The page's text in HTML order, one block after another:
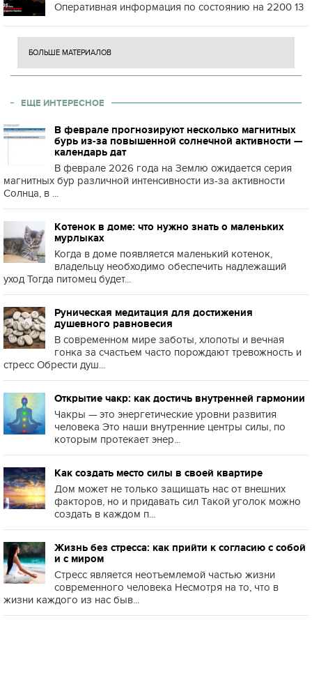
Оперативная информация по состоянию на 2200 13
БОЛЬШЕ МАТЕРИАЛОВ
ЕЩЕ ИНТЕРЕСНОЕ
В феврале прогнозируют несколько магнитных
бурь из-за повышенной солнечной активности —
календарь дат
В феврале 2026 года на Землю ожидается серия
магнитных бур различной интенсивности из-за активности
Солнца, в ...
Котенок в доме: что нужно знать о маленьких
мурлыках
Когда в доме появляется маленький котенок,
владельцу необходимо обеспечить надлежащий
уход Тогда питомец будет...
Руническая медитация для достижения
душевного равновесия
В современном мире заботы, хлопоты и вечная
гонка за счастьем часто порождают тревожность и
стресс Обрести душ...
Открытие чакр: как достичь внутренней гармонии
Чакры — это энергетические уровни развития
человека Это наши внутренние центры силы, по
которым протекает энер...
Как создать место силы в своей квартире
Дом может не только защищать нас от внешних
факторов, но и придавать сил Такой уголок можно
создать в каждом п...
Жизнь без стресса: как прийти к согласию с собой
и с миром
Стресс является неотъемлемой частью жизни
современного человека Несмотря на то, что в
жизни каждого из нас быв...